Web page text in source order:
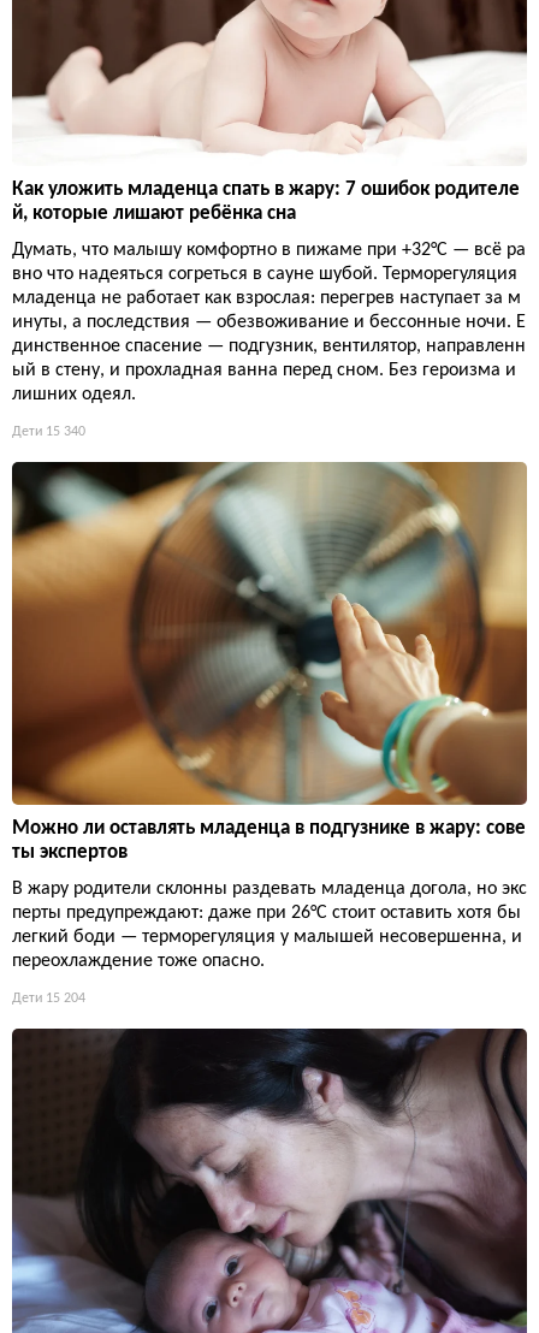
Как уложить младенца спать в жару: 7 ошибок родителе
й, которые лишают ребёнка сна
Думать, что малышу комфортно в пижаме при +32°C — всё ра
вно что надеяться согреться в сауне шубой. Терморегуляция
младенца не работает как взрослая: перегрев наступает за м
инуты, а последствия — обезвоживание и бессонные ночи. Е
динственное спасение — подгузник, вентилятор, направленн
ый в стену, и прохладная ванна перед сном. Без героизма и
лишних одеял.
Дети 15 340
Можно ли оставлять младенца в подгузнике в жару: сове
ты экспертов
В жару родители склонны раздевать младенца догола, но экс
перты предупреждают: даже при 26°C стоит оставить хотя бы
легкий боди — терморегуляция у малышей несовершенна, и
переохлаждение тоже опасно.
Дети 15 204